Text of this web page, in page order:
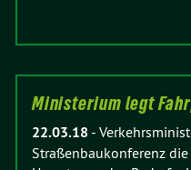
Ministerium legt
22.03.18 -
Straßenbaukonferenz